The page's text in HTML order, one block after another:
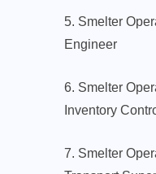
5. Smelter
Engineer
6. Smelter
Inventory
7. Smelter